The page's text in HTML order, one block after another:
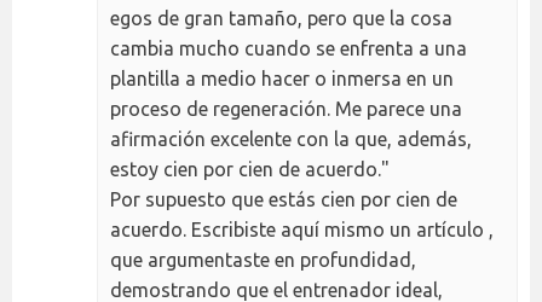
egos de gran tamaño, pero que la cosa
cambia mucho cuando se enfrenta a una
plantilla a medio hacer o inmersa en un
proceso de regeneración. Me parece una
afirmación excelente con la que, además,
estoy cien por cien de acuerdo."
Por supuesto que estás cien por cien de
acuerdo. Escribiste aquí mismo un artículo ,
que argumentaste en profundidad,
demostrando que el entrenador ideal,